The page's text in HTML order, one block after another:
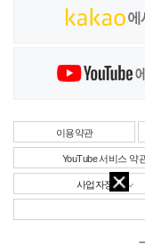
이용약관
YouTube 서비스 약
사업자정보